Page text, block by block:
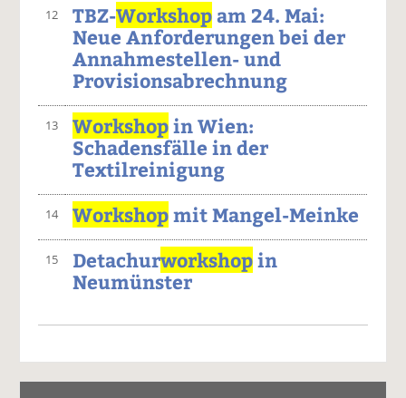
12 TBZ-Workshopam 24. Mai:
Neue Anforderungen bei der
Annahmestellen- und
Provisionsabrechnung
13 Workshopin Wien:
Schadensfälle in der
Textilreinigung
14 Workshopmit Mangel-Meinke
15 Detachurworkshopin
Neumünster